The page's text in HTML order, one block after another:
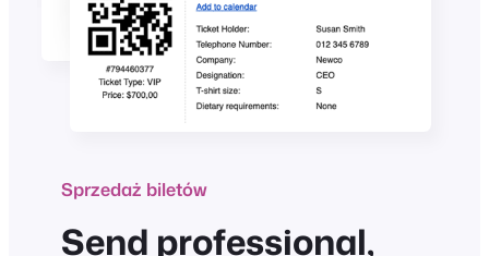
Sprzedaż biletów
Send professional,